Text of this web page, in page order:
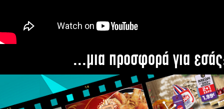
...μια προσφορά για